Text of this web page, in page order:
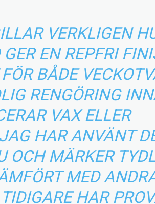
VERKLIGEN
EN REPFRI
BÅDE
RENGÖRING
VAX ELLER
HAR ANVÄNT
OCH MÄRKER
MED
HAR